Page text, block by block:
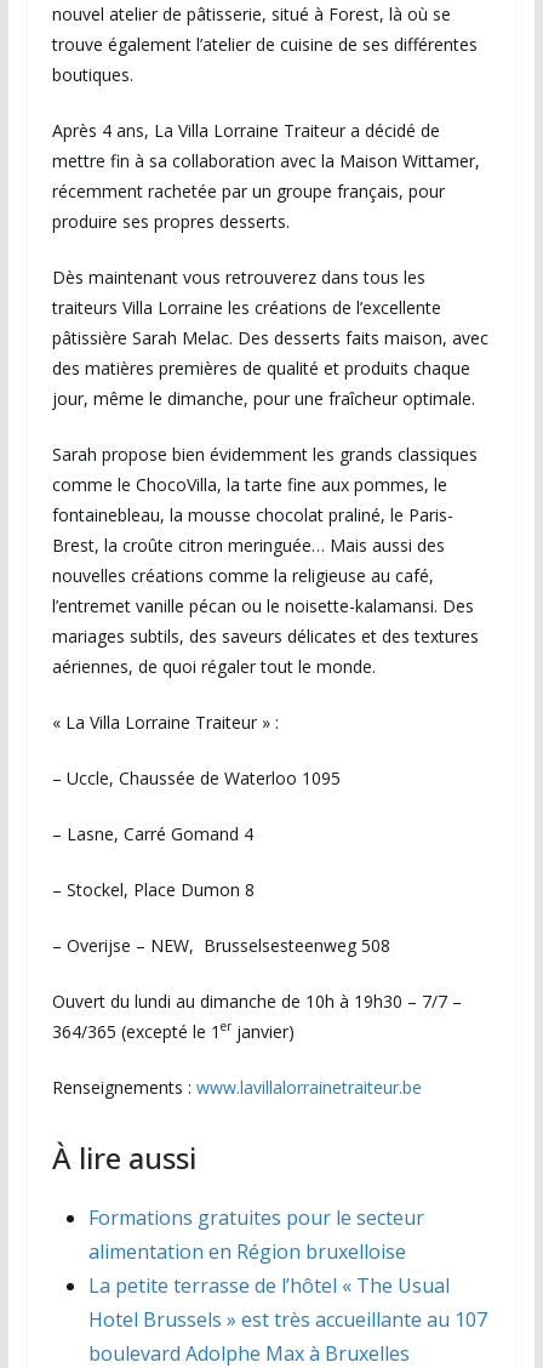
nouvel atelier de pâtisserie, situé à Forest, là où se
trouve également l’atelier de cuisine de ses différentes
boutiques.
Après 4 ans, La Villa Lorraine Traiteur a décidé de
mettre fin à sa collaboration avec la Maison Wittamer,
récemment rachetée par un groupe français, pour
produire ses propres desserts.
Dès maintenant vous retrouverez dans tous les
traiteurs Villa Lorraine les créations de l’excellente
pâtissière Sarah Melac. Des desserts faits maison, avec
des matières premières de qualité et produits chaque
jour, même le dimanche, pour une fraîcheur optimale.
Sarah propose bien évidemment les grands classiques
comme le ChocoVilla, la tarte fine aux pommes, le
fontainebleau, la mousse chocolat praliné, le Paris-
Brest, la croûte citron meringuée… Mais aussi des
nouvelles créations comme la religieuse au café,
l’entremet vanille pécan ou le noisette-kalamansi. Des
mariages subtils, des saveurs délicates et des textures
aériennes, de quoi régaler tout le monde.
« La Villa Lorraine Traiteur » :
– Uccle, Chaussée de Waterloo 1095
– Lasne, Carré Gomand 4
– Stockel, Place Dumon 8
– Overijse – NEW, Brusselsesteenweg 508
Ouvert du lundi au dimanche de 10h à 19h30 – 7/7 –
364/365 (excepté le 1 erjanvier)
Renseignements : www.lavillalorrainetraiteur.be
À lire aussi
Formations gratuites pour le secteur
alimentation en Région bruxelloise
La petite terrasse de l’hôtel « The Usual
Hotel Brussels » est très accueillante au 107
boulevard Adolphe Max à Bruxelles